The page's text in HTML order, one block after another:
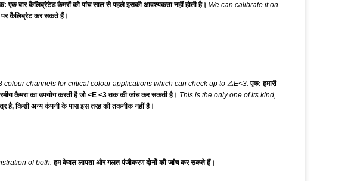
एक बार कैलिब्रेटेड कैमरों को पांच साल से पहले इसकी आवश्यकता नहीं होती है। We can calibrate it on
पर कैलिब्रेट कर सकते हैं।
channels for critical colour applications which can check up to △E<3. एक: हमारी
कैमरा का उपयोग करती है जो <E <3 तक की जांच कर सकती है। This is the only one of its kind,
है, किसी अन्य कंपनी के पास इस तरह की तकनीक नहीं है।
of both. हम केवल लापता और गलत पंजीकरण दोनों की जांच कर सकते हैं।